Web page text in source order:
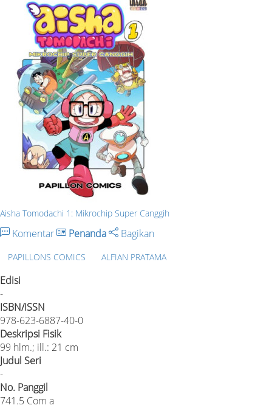
Aisha Tomodachi 1: Mikrochip Super Canggih
Komentar Penanda Bagikan
PAPILLONS COMICS ALFIAN PRATAMA
Edisi
-
ISBN/ISSN
978-623-6887-40-0
Deskripsi Fisik
99 hlm.; ill.: 21 cm
Judul Seri
-
No. Panggil
741.5 Com a